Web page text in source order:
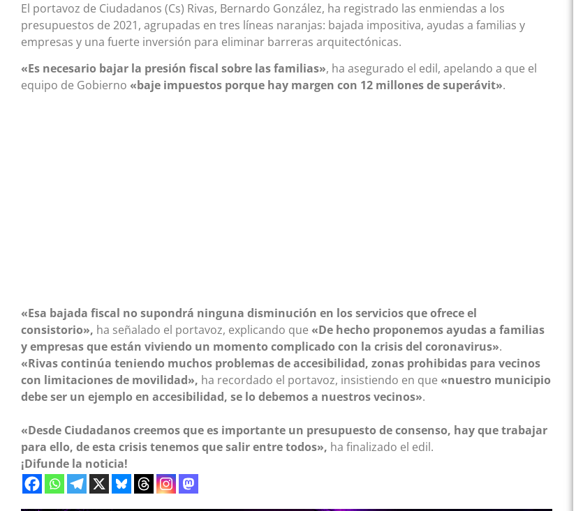
El portavoz de Ciudadanos (Cs) Rivas, Bernardo González, ha registrado las enmiendas a los
presupuestos de 2021, agrupadas en tres líneas naranjas: bajada impositiva, ayudas a familias y
empresas y una fuerte inversión para eliminar barreras arquitectónicas.
«Es necesario bajar la presión fiscal sobre las familias», ha asegurado el edil, apelando a que el
equipo de Gobierno «baje impuestos porque hay margen con 12 millones de superávit».
«Esa bajada fiscal no supondrá ninguna disminución en los servicios que ofrece el
consistorio», ha señalado el portavoz, explicando que «De hecho proponemos ayudas a familias
y empresas que están viviendo un momento complicado con la crisis del coronavirus».
«Rivas continúa teniendo muchos problemas de accesibilidad, zonas prohibidas para vecinos
con limitaciones de movilidad», ha recordado el portavoz, insistiendo en que «nuestro municipio
debe ser un ejemplo en accesibilidad, se lo debemos a nuestros vecinos».
«Desde Ciudadanos creemos que es importante un presupuesto de consenso, hay que trabajar
para ello, de esta crisis tenemos que salir entre todos», ha finalizado el edil.
¡Difunde la noticia!